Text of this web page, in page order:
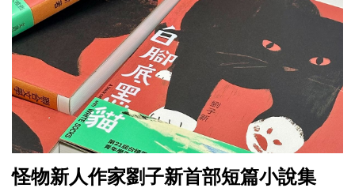
怪物新人作家劉子新首部短篇小說集